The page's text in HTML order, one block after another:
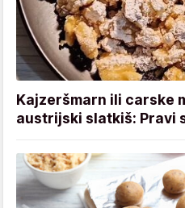
Kajzeršmarn ili carske
austrijski slatkiš: Pravi